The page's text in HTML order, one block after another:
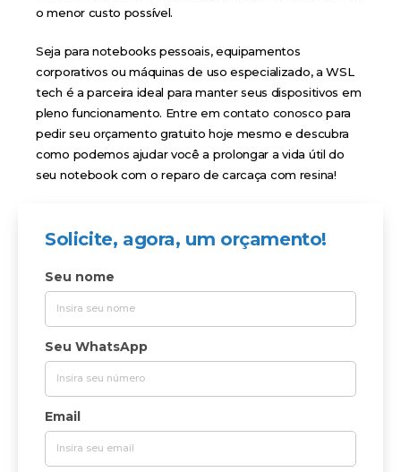
o menor custo possível.
Seja para notebooks pessoais, equipamentos
corporativos ou máquinas de uso especializado, a WSL
tech é a parceira ideal para manter seus dispositivos em
pleno funcionamento. Entre em contato conosco para
pedir seu orçamento gratuito hoje mesmo e descubra
como podemos ajudar você a prolongar a vida útil do
seu notebook com o reparo de carcaça com resina!
Solicite, agora, um orçamento!
Seu nome
Seu WhatsApp
Email